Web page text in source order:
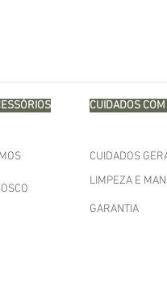
CUIDADOS
GARANTIA
LIMPEZA E
CUIDADOS